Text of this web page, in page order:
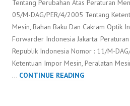
Tentang Perubahan Atas Peraturan
05/M-DAG/PER/4/2005 Tentang
Mesin, Bahan Baku Dan Cakram Optik
Forwarder Indonesia Jakarta:
Republik Indonesia Nomor : 11/M-
Ketentuan Impor Mesin, Peralatan
… CONTINUE READING29/M-